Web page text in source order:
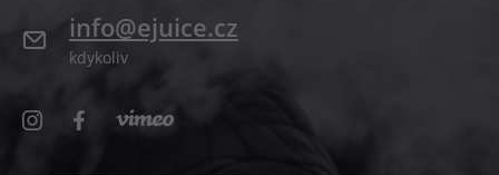
info@ejuice.cz
kdykoliv